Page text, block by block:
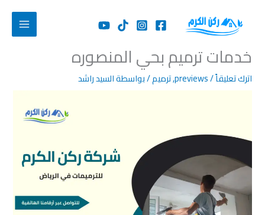
المحتوى
خدمات ترميم بحي المنصوره
اترك تعليقاً/
previews
,ترميم/ بواسطةالسيد راشد
خبراء الترميم بالرياض تواصل معنا